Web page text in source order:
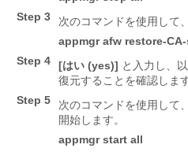
Step 3
次のコマンドを使用して
appmgr afw restore-
Step 4
[はい (yes)] と入力し、
復元することを確認します
Step 5
次のコマンドを使用して
開始します。
appmgr start all